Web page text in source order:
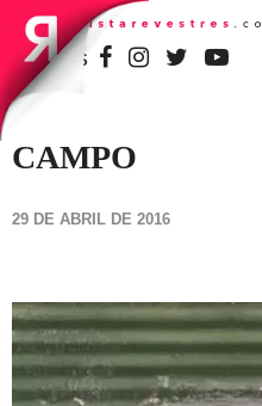
SIGA-NOS
CAMPO
29 DE ABRIL DE 2016